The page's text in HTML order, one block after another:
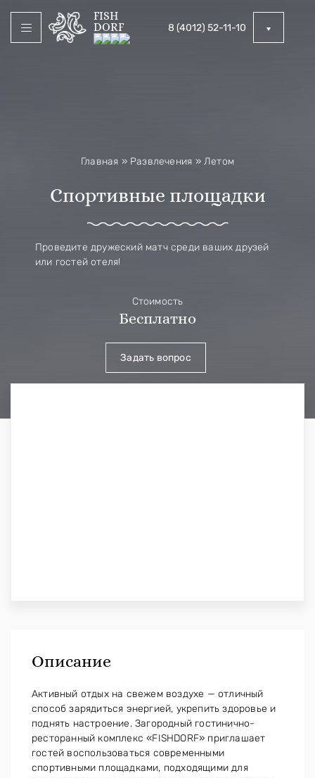
FISH
DORF
8 (4012) 52-11-10
Главная » Развлечения » Летом
Спортивные площадки
Проведите дружеский матч среди ваших друзей
или гостей отеля!
Стоимость
Бесплатно
Задать вопрос
Описание
Активный отдых на свежем воздухе — отличный
способ зарядиться энергией, укрепить здоровье и
поднять настроение. Загородный гостинично-
ресторанный комплекс «FISHDORF» приглашает
гостей воспользоваться современными
спортивными площадками, подходящими для